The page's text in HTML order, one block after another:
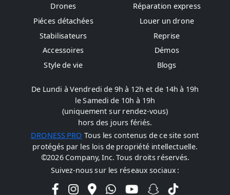
Drones
Piéces détachées
Stabilisateurs
Accessoires
Style de vie
Réparation express
Louer un drone
Reprise
Démos
Blogs
De Lundi à Vendredi de 9h à 12h et de 14h à 19h
le Samedi de 10h à 19h
(uniquement sur rendez-vous)
hors des jours fériés.
DRONESS PRO Tous les contenus de ce site sont
protégés par les lois de propriété intellectuelle.
©2026Company, Inc. Tous droits réservés.
Suivez-nous sur les réseaux sociaux :